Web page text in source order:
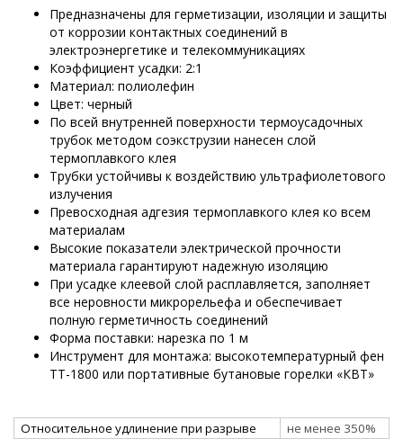
Предназначены для герметизации, изоляции и защиты
от коррозии контактных соединений в
электроэнергетике и телекоммуникациях
Коэффициент усадки: 2:1
Материал: полиолефин
Цвет: черный
По всей внутренней поверхности термоусадочных
трубок методом соэкструзии нанесен слой
термоплавкого клея
Трубки устойчивы к воздействию ультрафиолетового
излучения
Превосходная адгезия термоплавкого клея ко всем
материалам
Высокие показатели электрической прочности
материала гарантируют надежную изоляцию
При усадке клеевой слой расплавляется, заполняет
все неровности микрорельефа и обеспечивает
полную герметичность соединений
Форма поставки: нарезка по 1 м
Инструмент для монтажа: высокотемпературный фен
ТТ-1800 или портативные бутановые горелки «КВТ»
Относительное удлинение при разрыве
не менее 350%